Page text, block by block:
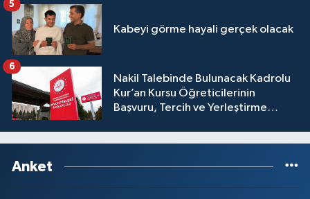
Kabeyi görme hayali gerçek olacak
5
Nakil Talebinde Bulunacak Kadrolu
Kur’an Kursu Öğreticilerinin
Başvuru, Tercih ve Yerleştirme
6
Anket
Ordu Müftülüğü
Osmaniye Müftülüğü
Rize Müftülüğü
Sakarya Müftülüğü